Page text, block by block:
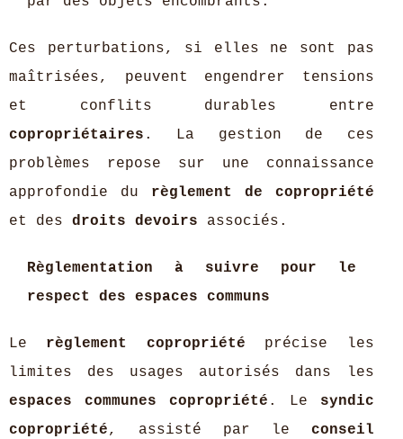
Ces perturbations, si elles ne sont pas
maîtrisées, peuvent engendrer tensions
et conflits durables entre
copropriétaires . La gestion de ces
problèmes repose sur une connaissance
approfondie du règlement de copropriété
et des droits devoirs associés.
Règlementation à suivre pour le
respect des espaces communs
Le règlement copropriété précise les
limites des usages autorisés dans les
espaces communes copropriété . Le syndic
copropriété, assisté par le conseil